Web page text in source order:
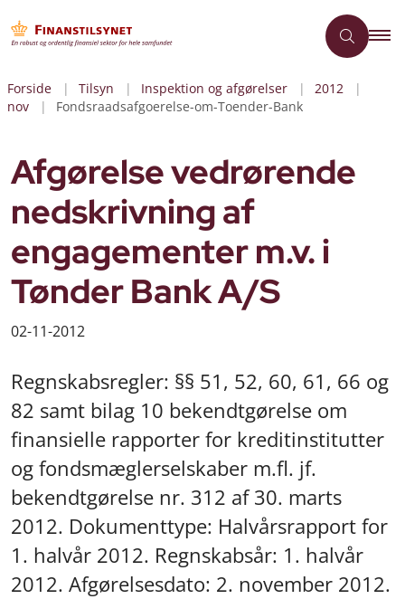
Forside Tilsyn Inspektion og afgørelser
2012
nov
Fondsraadsafgoerelse-om-Toender-Bank
Afgørelse vedrørende
nedskrivning af
engagementer m.v. i
Tønder Bank A/S
02-11-2012
Regnskabsregler: §§ 51, 52, 60, 61, 66 og
82 samt bilag 10 bekendtgørelse om
finansielle rapporter for kreditinstitutter
og fondsmæglerselskaber m.fl. jf.
bekendtgørelse nr. 312 af 30. marts
2012. Dokumenttype: Halvårsrapport for
1. halvår 2012. Regnskabsår: 1. halvår
2012. Afgørelsesdato: 2. november 2012.